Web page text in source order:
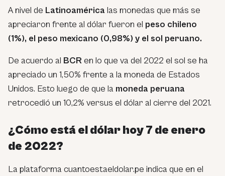
A nivel de Latinoamérica las monedas que más se
apreciaron frente al dólar fueron el peso chileno
(1%), el peso mexicano (0,98%) y el sol peruano.
De acuerdo al BCRen lo que va del 2022 el sol se ha
apreciado un 1,50% frente a la moneda de Estados
Unidos. Esto luego de que la moneda peruana
retrocedió un 10,2% versus el dólar al cierre del 2021.
¿Cómo está el dólar hoy 7 de enero
de 2022?
La plataforma cuantoestaeldolar.pe indica que en el